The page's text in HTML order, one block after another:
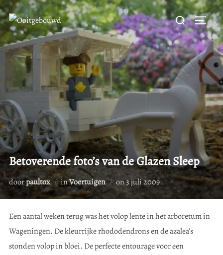
Ga
naar
de
inhoud
Zoek
naar:
Betoverende foto’s van de Glazen Sleep
doorpaultox inVoertuigen onGeplaatst
op
3 juli 2009
Een aantal weken terug was het volop lente in het arboretum in
Wageningen. De kleurrijke rhododendrons en de azalea’s
stonden volop in bloei. De perfecte entourage voor een